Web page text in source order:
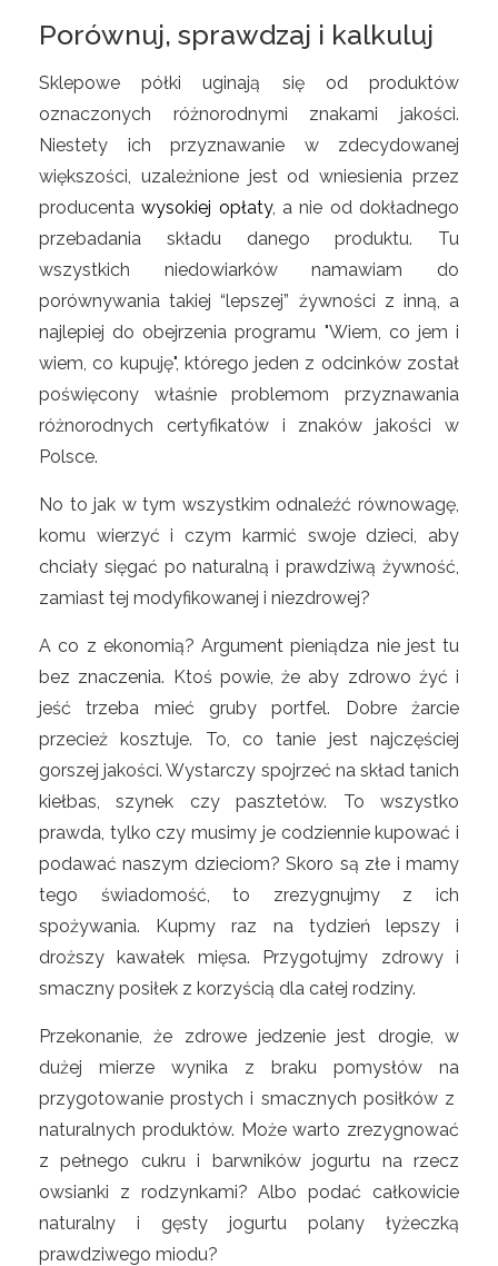
Porównuj, sprawdzaj i kalkuluj
Sklepowe półki uginają się od produktów
oznaczonych różnorodnymi znakami jakości.
Niestety ich przyznawanie w zdecydowanej
większości, uzależnione jest od wniesienia przez
producentawysokiej opłaty, a nie od dokładnego
przebadania składu danego produktu. Tu
wszystkich niedowiarków namawiam do
porównywania takiej “lepszej” żywności z inną, a
najlepiej do obejrzenia programu "Wiem, co jem i
wiem, co kupuję", którego jeden z odcinków został
poświęcony właśnie problemom przyznawania
różnorodnych certyfikatów i znaków jakości w
Polsce.
No to jak w tym wszystkim odnaleźć równowagę,
komu wierzyć i czym karmić swoje dzieci, aby
chciały sięgać po naturalną i prawdziwą żywność,
zamiast tej modyfikowanej i niezdrowej?
A co z ekonomią? Argument pieniądza nie jest tu
bez znaczenia. Ktoś powie, że aby zdrowo żyć i
jeść trzeba mieć gruby portfel. Dobre żarcie
przecież kosztuje. To, co tanie jest najczęściej
gorszej jakości. Wystarczy spojrzeć na skład tanich
kiełbas, szynek czy pasztetów. To wszystko
prawda, tylko czy musimy je codziennie kupować i
podawać naszym dzieciom? Skoro są złe i mamy
tego świadomość, to zrezygnujmy z ich
spożywania. Kupmy raz na tydzień lepszy i
droższy kawałek mięsa. Przygotujmy zdrowy i
smaczny posiłek z korzyścią dla całej rodziny.
Przekonanie, że zdrowe jedzenie jest drogie, w
dużej mierze wynika z braku pomysłów na
przygotowanie prostych i smacznych posiłków z
naturalnych produktów. Może warto zrezygnować
z pełnego cukru i barwników jogurtu na rzecz
owsianki z rodzynkami? Albo podać całkowicie
naturalny i gęsty jogurtu polany łyżeczką
prawdziwego miodu?